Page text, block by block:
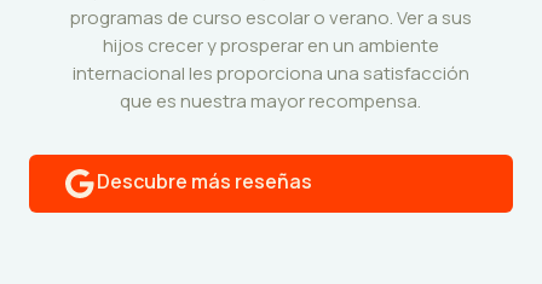
programas de curso escolar o verano. Ver a sus
hijos crecer y prosperar en un ambiente
internacional les proporciona una satisfacción
que es nuestra mayor recompensa.
Descubre más reseñas